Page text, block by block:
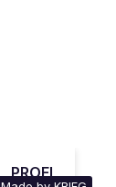
PROFI